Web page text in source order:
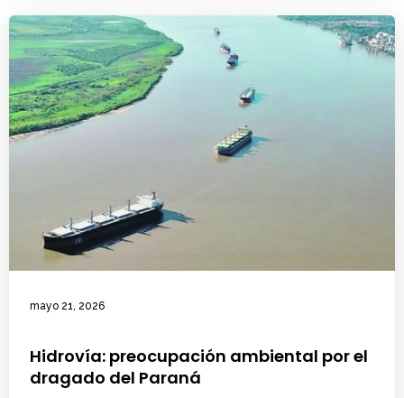
mayo 21, 2026
Hidrovía: preocupación ambiental por el
dragado del Paraná